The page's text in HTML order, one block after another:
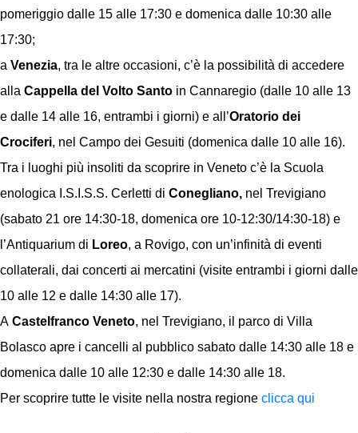
pomeriggio dalle 15 alle 17:30 e domenica dalle 10:30 alle
17:30;
a Venezia, tra le altre occasioni, c’è la possibilità di accedere
alla Cappella del Volto Santo in Cannaregio (dalle 10 alle 13
e dalle 14 alle 16, entrambi i giorni) e all’Oratorio dei
Crociferi, nel Campo dei Gesuiti (domenica dalle 10 alle 16).
Tra i luoghi più insoliti da scoprire in Veneto c’è la Scuola
enologica I.S.I.S.S. Cerletti di Conegliano, nel Trevigiano
(sabato 21 ore 14:30-18, domenica ore 10-12:30/14:30-18) e
l’Antiquarium di Loreo, a Rovigo, con un’infinità di eventi
collaterali, dai concerti ai mercatini (visite entrambi i giorni dalle
10 alle 12 e dalle 14:30 alle 17).
A Castelfranco Veneto, nel Trevigiano, il parco di Villa
Bolasco apre i cancelli al pubblico sabato dalle 14:30 alle 18 e
domenica dalle 10 alle 12:30 e dalle 14:30 alle 18.
Per scoprire tutte le visite nella nostra regione clicca qui